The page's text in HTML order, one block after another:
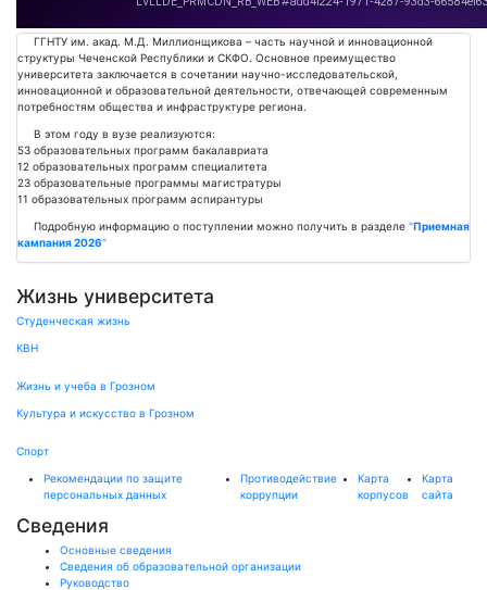
ГГНТУ им. акад. М.Д. Миллионщикова – часть научной и инновационной
структуры Чеченской Республики и СКФО. Основное преимущество
университета заключается в сочетании научно-исследовательской,
инновационной и образовательной деятельности, отвечающей современным
потребностям общества и инфраструктуре региона.
В этом году в вузе реализуются:
53 образовательных программ бакалавриата
12 образовательных программ специалитета
23 образовательные программы магистратуры
11 образовательных программ аспирантуры
Подробную информацию о поступлении можно получить в разделе "Приемная
кампания 2026"
Жизнь университета
Студенческая жизнь
КВН
Жизнь и учеба в Грозном
Культура и искусство в Грозном
Спорт
Рекомендации по защите
персональных данных
Противодействие
коррупции
Карта
корпусов
Карта
сайта
Сведения
Основные сведения
Сведения об образовательной организации
Руководство